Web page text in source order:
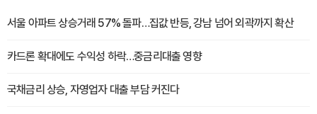
서울 아파트 상승거래 57% 돌파…집값 반등, 강남 넘어 외곽까지 확산
카드론 확대에도 수익성 하락…중금리대출 영향
국채금리 상승, 자영업자 대출 부담 커진다